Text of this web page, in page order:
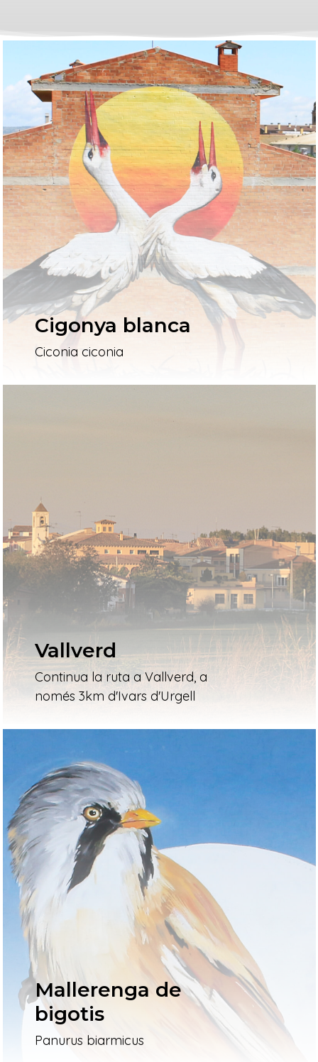
Cigonya blanca
Ciconia ciconia
Vallverd
Continua la ruta a Vallverd, a
només 3km d'Ivars d'Urgell
Mallerenga de
bigotis
Panurus biarmicus